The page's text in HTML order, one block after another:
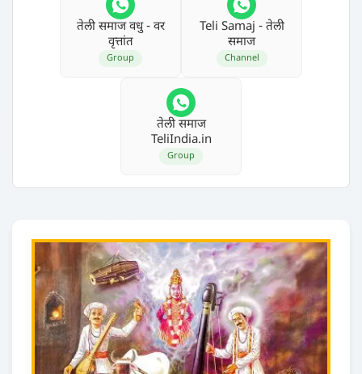
तेली समाज वधु - वर
वृत्तांत
Group
Teli Samaj - तेली
समाज
Channel
तेली समाज
TeliIndia.in
Group